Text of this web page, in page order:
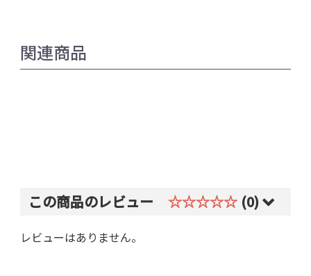
関連商品
この商品のレビュー ☆☆☆☆☆ (0)
レビューはありません。